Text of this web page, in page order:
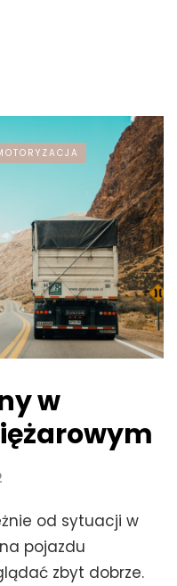
w
od sytuacji w
pojazdu
zbyt dobrze.